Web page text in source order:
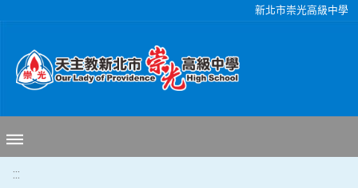
新北市崇光高級中學
:::